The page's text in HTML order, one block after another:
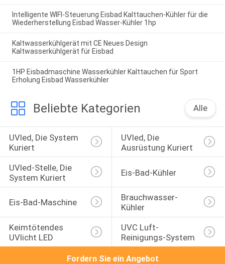
Intelligente WIFI-Steuerung Eisbad Kalttauchen-Kühler für die
Wiederherstellung Eisbad Wasser-Kühler 1hp
Kaltwasserkühlgerät mit CE Neues Design
Kaltwasserkühlgerät für Eisbad
1HP Eisbadmaschine Wasserkühler Kalttauchen für Sport
Erholung Eisbad Wasserkühler
Beliebte Kategorien Alle
UVled, Die System
Kuriert
UVled, Die
Ausrüstung Kuriert
UVled-Stelle, Die
System Kuriert
Eis-Bad-Kühler
Eis-Bad-Maschine
Brauchwasser-
Kühler
Keimtötendes
UVlicht LED
UVC Luft-
Reinigungs-System
Fordern Sie ein Angebot